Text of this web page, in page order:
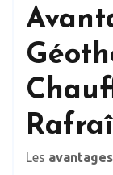
Les